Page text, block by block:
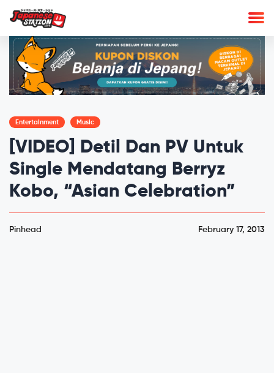
Entertainment Music
[VIDEO] Detil Dan PV Untuk
Single Mendatang Berryz
Kobo, “Asian Celebration”
Pinhead February 17, 2013